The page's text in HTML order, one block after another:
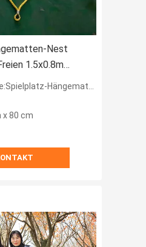
Nest
1.5x0.8m
Farbe Hängematte
x 80 cm